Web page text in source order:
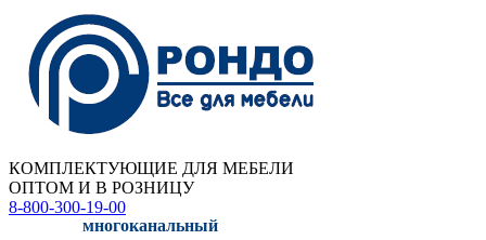
КОМПЛЕКТУЮЩИЕ ДЛЯ МЕБЕЛИ
ОПТОМ И В РОЗНИЦУ
8-800-300-19-00
многоканальный